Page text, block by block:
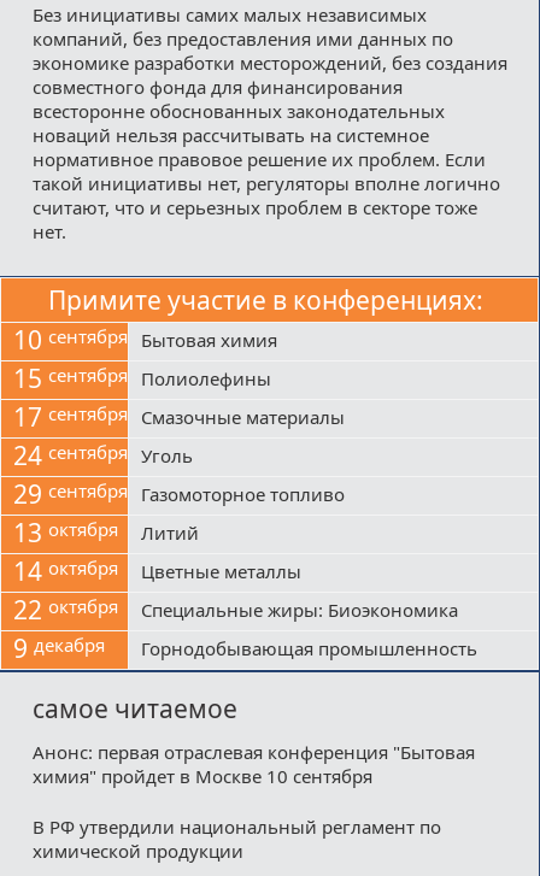
Без инициативы самих малых независимых
компаний, без предоставления ими данных по
экономике разработки месторождений, без создания
совместного фонда для финансирования
всесторонне обоснованных законодательных
новаций нельзя рассчитывать на системное
нормативное правовое решение их проблем. Если
такой инициативы нет, регуляторы вполне логично
считают, что и серьезных проблем в секторе тоже
нет.
Примите участие в конференциях:
10 сентября Бытовая химия
15 сентября Полиолефины
17 сентября Смазочные материалы
24 сентября Уголь
29 сентября Газомоторное топливо
13 октября Литий
14 октября Цветные металлы
22 октября Специальные жиры: Биоэкономика
9 декабря Горнодобывающая промышленность
самое читаемое
Анонс: первая отраслевая конференция "Бытовая
химия" пройдет в Москве 10 сентября
В РФ утвердили национальный регламент по
химической продукции